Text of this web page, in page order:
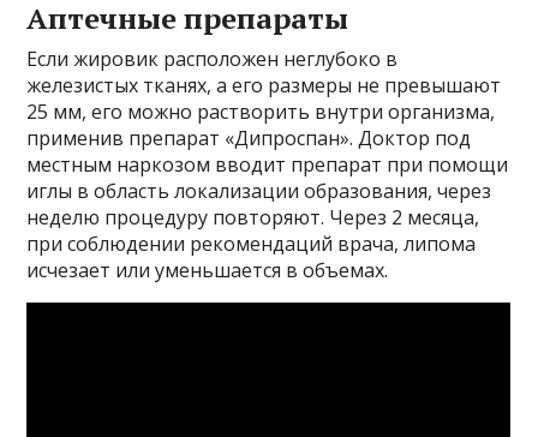
Аптечные препараты
Если жировик расположен неглубоко в
железистых тканях, а его размеры не превышают
25 мм, его можно растворить внутри организма,
применив препарат «Дипроспан». Доктор под
местным наркозом вводит препарат при помощи
иглы в область локализации образования, через
неделю процедуру повторяют. Через 2 месяца,
при соблюдении рекомендаций врача, липома
исчезает или уменьшается в объемах.